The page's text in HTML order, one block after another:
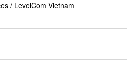
/ LevelCom Vietnam